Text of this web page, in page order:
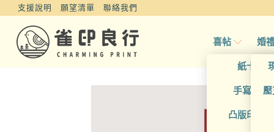
支援說明 願望清單 聯絡我們
喜帖
紙卡喜帖
手寫風喜
凸版印刷
婚